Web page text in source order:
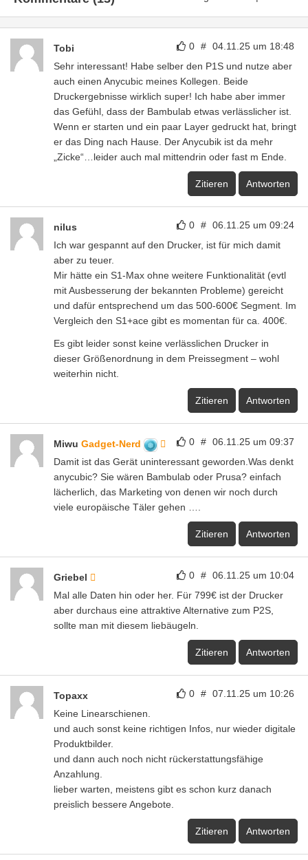
0 # 04.11.25 um 18:48
Tobi
Sehr interessant! Habe selber den P1S und nutze aber
auch einen Anycubic meines Kollegen. Beide
Druckergebnisse wirklich super! Ich habe aber immer
das Gefühl, dass der Bambulab etwas verlässlicher ist.
Wenn er starten und ein paar Layer gedruckt hat, bringt
er das Ding nach Hause. Der Anycubik ist da mehr
„Zicke“…leider auch mal mittendrin oder fast m Ende.
Zitieren Antworten
0 # 06.11.25 um 09:24
nilus
Ich war gespannt auf den Drucker, ist für mich damit
aber zu teuer.
Mir hätte ein S1-Max ohne weitere Funktionalität (evtl
mit Ausbesserung der bekannten Probleme) gereicht
und dafür entsprechend um das 500-600€ Segment. Im
Vergleich den S1+ace gibt es momentan für ca. 400€.
Es gibt leider sonst keine verlässlichen Drucker in
dieser Größenordnung in dem Preissegment – wohl
weiterhin nicht.
Zitieren Antworten
0 # 06.11.25 um 09:37
Miwu Gadget-Nerd
Damit ist das Gerät uninteressant geworden.Was denkt
anycubic? Sie wären Bambulab oder Prusa? einfach
lächerlich, das Marketing von denen wir noch durch
viele europäische Täler gehen ….
Zitieren Antworten
0 # 06.11.25 um 10:04
Griebel
Mal alle Daten hin oder her. Für 799€ ist der Drucker
aber durchaus eine attraktive Alternative zum P2S,
sollte man mit diesem liebäugeln.
Zitieren Antworten
0 # 07.11.25 um 10:26
Topaxx
Keine Linearschienen.
und auch sonst keine richtigen Infos, nur wieder digitale
Produktbilder.
und dann auch noch nicht rückerstattungsfähige
Anzahlung.
lieber warten, meistens gibt es schon kurz danach
preislich bessere Angebote.
Zitieren Antworten